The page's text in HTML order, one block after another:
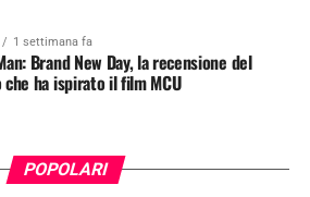
1 settimana fa
Brand New Day, la recensione del
ha ispirato il film MCU
POPOLARI